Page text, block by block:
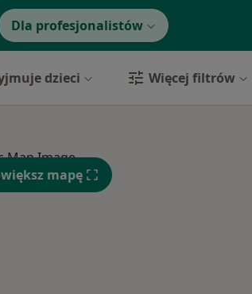
Dla profesjonalistów
dzieci Więcej filtrów
Śr, Czw,
mapę